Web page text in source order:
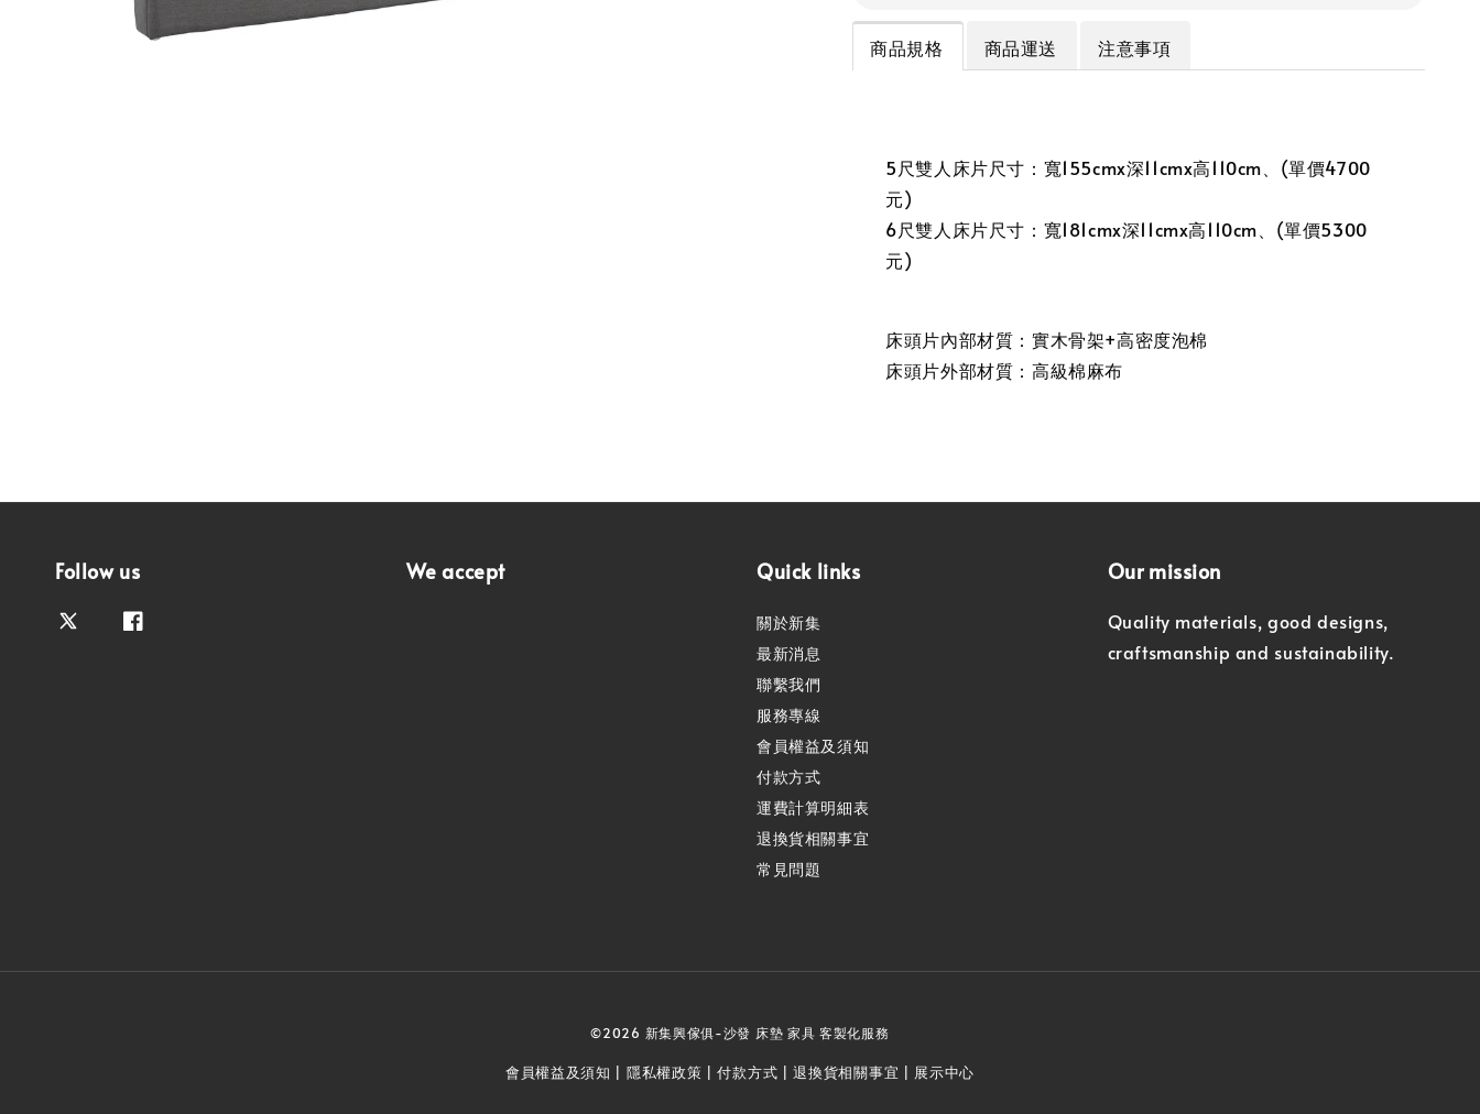
商品規格 商品運送 注意事項
5尺雙人床片尺寸：寬155cmx深11cmx高110cm、(單價4700
元)
6尺雙人床片尺寸：寬181cmx深11cmx高110cm、(單價5300
元)
床頭片內部材質：實木骨架+高密度泡棉
床頭片外部材質：高級棉麻布
Follow us We accept Quick links
關於新集
最新消息
聯繫我們
服務專線
會員權益及須知
付款方式
運費計算明細表
退換貨相關事宜
常見問題
Our mission
Quality materials, good designs,
craftsmanship and sustainability.
©2026 新集興傢俱-沙發 床墊 家具 客製化服務
會員權益及須知 隱私權政策 |付款方式 |退換貨相關事宜 展示中心